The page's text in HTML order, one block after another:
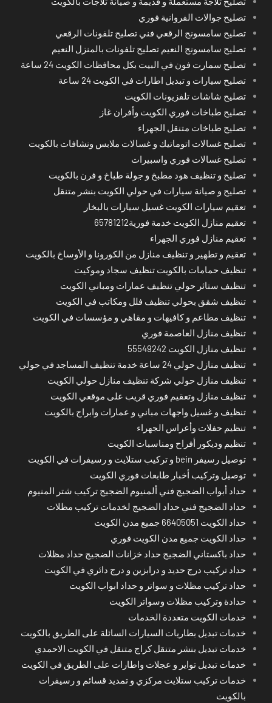
تصليح جوالات الفروانية فوري
تصليح سامسونج الرقعي فني تصليح تلفونات الرقعي
تصليح سامسونج النعيم تصليح تلفونات بالمنزل النعيم
تصليح سمارت فون في البيت بكل محافظات الكويت 24 ساعة
تصليح سيارات و تبديل اطارات في الكويت 24 ساعة
تصليح شاشات تلفزيونات الكويت
تصليح طباخات فوري الكويت وأفران غاز
تصليح طباخات متنقل الجهراء
تصليح غسالات اتوماتيك و غسالات ملابس ونشافات بالكويت
تصليح غسالات فوري واسبيرات
تصليح و تنظيف هود مطبخ و جولة طباخ و فرن بالكويت
تصليح و صيانة سيارات في حولي الكويت بنشر متنقل
تعقيم سيارات الكويت غسيل سيارات بالبخار
تعقيم منازل الكويت خدمة فورية65781212
تعقيم منازل فوري الجهراء
تعقيم و تطهير و تنظيف منازل من الكورونا و الأوساخ بالكويت
تنظيف حمامات بالكويت تنظيف سجاد وموكيت
تنظيف ستائر حولي تنظيف عمارات ومباني الكويت
تنظيف شقق بحولي تنظيف فلل ومكاتب في الكويت
تنظيف مطاعم و كافيهات و مقاهي و مؤسسات في الكويت
تنظيف منازل العاصمة فوري
تنظيف منازل الكويت 55549242
تنظيف منازل حولي 24 ساعة خدمة تنظيف المساجد في حولي
تنظيف منازل حولي شركة تنظيف منازل حولي الكويت
تنظيف منازل وتعقيم فوري قريب على موقعي الكويت
تنظيف و غسيل واجهات مباني و عمارات وابراج بالكويت
تنظيم حفلات وأعراس الجهراء
تنظيم وديكور أفراح ومناسبات الكويت
توصيل رسيفر bein و تركيب ستلايت و رسيفرات في الكويت
توصيل وتركيب أخبار طابعات فوري الكويت
حداد أبواب الضجيج فني ألمنيوم الضجيج تركيب شتر المنيوم
حداد الضجيج فني حداد الضجيج لخدمات تركيب مظلات
حداد الكويت 66405051 جميع مدن الكويت
حداد الكويت جميع مدن الكويت فوري
حداد باكستاني الضجيج حداد خزانات الضجيج حداد مظلات
حداد تركيب درج حديد و درابزين و درج دائري في الكويت
حداد تركيب مظلات و سواتر و حداد ابواب الكويت
حدادة وتركيب مظلات وسواتر الكويت
خدمات الكويت متعددة الخدمات
خدمات تبديل بطاريات السيارات السائلة على الطريق بالكويت
خدمات تبديل بنشر متنقل كراج متنقل في الكويت الاحمدي
خدمات تبديل تواير و عجلات واطارات على الطريق في الكويت
خدمات تركيب ستلايت مركزي و تمديد قسائم و رسيفرات
بالكويت